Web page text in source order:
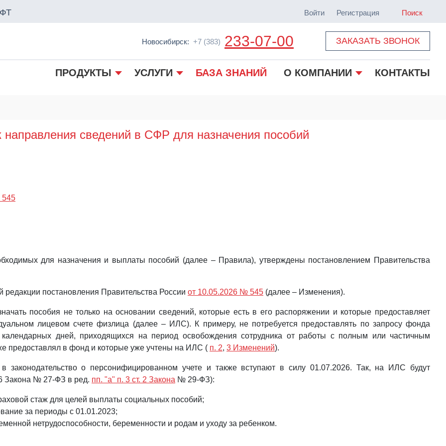
Войти Регистрация Поиск
Новосибирск: +7 (383) 233-07-00 ЗАКАЗАТЬ ЗВОНОК
ПРОДУКТЫ УСЛУГИ БАЗА ЗНАНИЙ О КОМПАНИИ КОНТАКТЫ
сведений в СФР для назначения пособий
545
для назначения и выплаты пособий (далее – Правила), утверждены постановлением Правительства
постановления Правительства России от 10.05.2026 № 545 (далее – Изменения).
пособия не только на основании сведений, которые есть в его распоряжении и которые предоставляет
лицевом счете физлица (далее – ИЛС). К примеру, не потребуется предоставлять по запросу фонда
дней, приходящихся на период освобождения сотрудника от работы с полным или частичным
предоставлял в фонд и которые уже учтены на ИЛС ( п. 2, 3 Изменений).
о персонифицированном учете и также вступают в силу 01.07.2026. Так, на ИЛС будут
Закона № 27-ФЗ в ред. пп. "а" п. 3 ст. 2 Закона № 29-ФЗ):
стаж для целей выплаты социальных пособий;
за периоды с 01.01.2023;
нетрудоспособности, беременности и родам и уходу за ребенком.